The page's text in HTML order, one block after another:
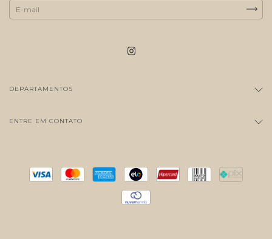
DEPARTAMENTOS
ENTRE EM CONTATO